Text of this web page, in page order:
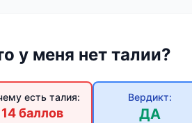
у меня нет талии?
есть талия:
14 баллов
Вердикт:
ДА